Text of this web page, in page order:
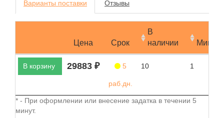
Варианты поставки Отзывы
Цена Срок
В
наличии
В корзину 29883 ₽ 5
раб.дн.
10 1
* - При оформлении или внесение задатка в течении 5
минут.